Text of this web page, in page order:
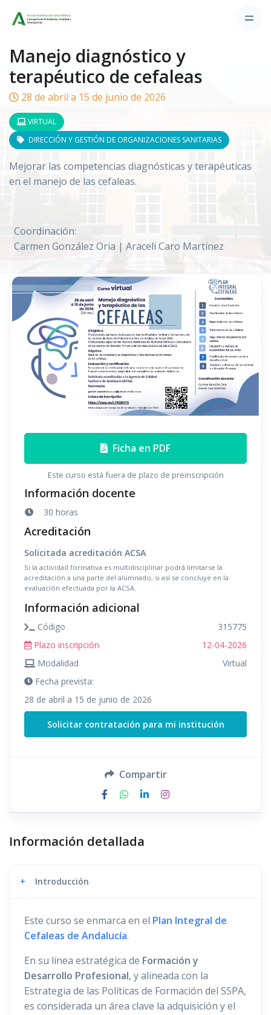
Manejo diagnóstico y
terapéutico de cefaleas
28 de abril a 15 de junio de 2026
VIRTUAL
DIRECCIÓN Y GESTIÓN DE ORGANIZACIONES SANITARIAS
Mejorar las competencias diagnósticas y terapéuticas
en el manejo de las cefaleas.
Coordinación:
Carmen González Oria | Araceli Caro Martínez
Ficha en PDF
Este curso está fuera de plazo de preinscripción
Información docente
30 horas
Acreditación
Solicitada acreditación ACSA
Si la actividad formativa es multidisciplinar podrá limitarse la
acreditación a una parte del alumnado, si así se concluye en la
evaluación efectuada por la ACSA.
Información adicional
Código
315775
Plazo inscripción
12-04-2026
Modalidad
Virtual
Fecha prevista:
28 de abril a 15 de junio de 2026
Solicitar contratación para mi institución
Compartir
Información detallada
+ Introducción
Este curso se enmarca en el Plan Integral de
Cefaleas de Andalucía.
En su línea estratégica de Formación y
Desarrollo Profesional, y alineada con la
Estrategia de las Políticas de Formación del SSPA,
es considerada un área clave la adquisición y el